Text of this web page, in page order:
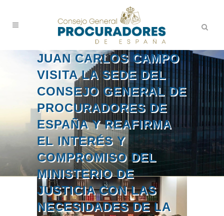
JUAN CARLOS CAMPO
VISITA LA SEDE DEL
CONSEJO GENERAL DE
PROCURADORES DE
ESPAÑA Y REAFIRMA
EL INTERÉS Y
COMPROMISO DEL
MINISTERIO DE
JUSTICIA CON LAS
NECESIDADES DE LA